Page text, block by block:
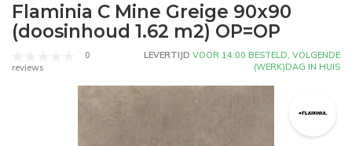
Flaminia C Mine Greige 90x90
(doosinhoud 1.62 m2) OP=OP
0
reviews
LEVERTIJD VOOR 14:00 BESTELD, VOLGENDE
(WERK)DAG IN HUIS